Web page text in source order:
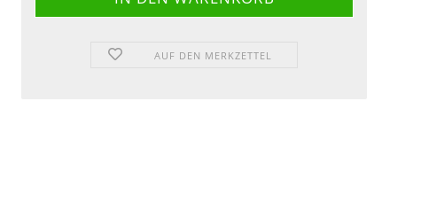
AUF DEN MERKZETTEL